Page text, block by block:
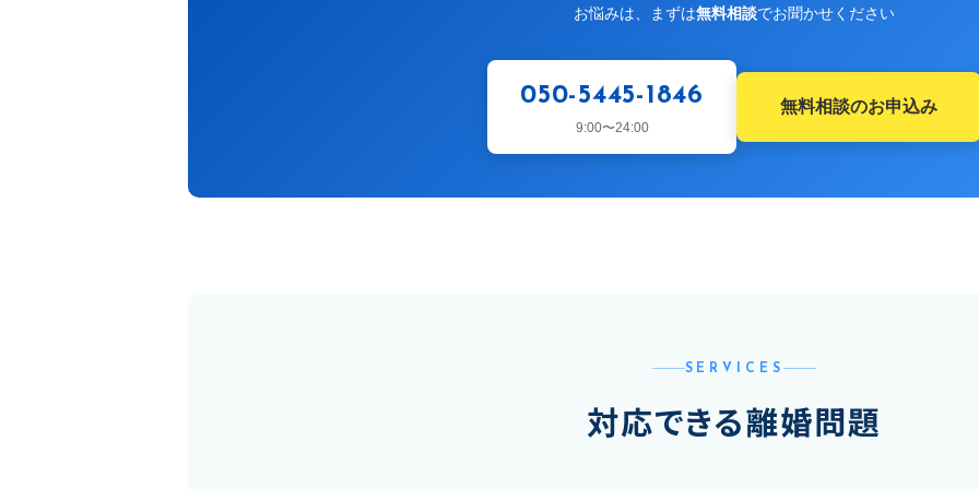
お悩みは、まずは無料相談でお聞かせください
050-5445-1846
9:00〜24:00
無料相談のお申込み
SERVICES
対応できる離婚問題